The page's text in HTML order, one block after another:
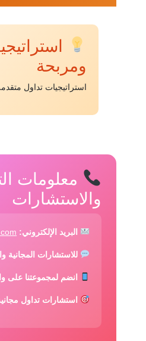
ومربحة
استراتيجيات تداول
معلومات
والاستشارات
البريد الإلكتروني:
للاستشارات المجانية
انضم لمجموعتنا على
استشارات تداول